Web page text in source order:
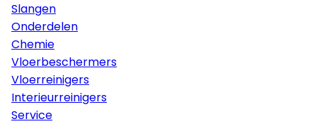
Slangen
Onderdelen
Chemie
Vloerbeschermers
Vloerreinigers
Interieurreinigers
Service